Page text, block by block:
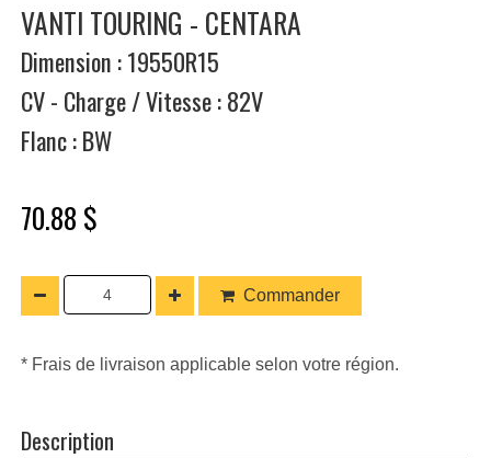
VANTI TOURING - CENTARA
Dimension : 19550R15
CV - Charge / Vitesse : 82V
Flanc : BW
70.88 $
Commander
* Frais de livraison applicable selon votre région.
Description